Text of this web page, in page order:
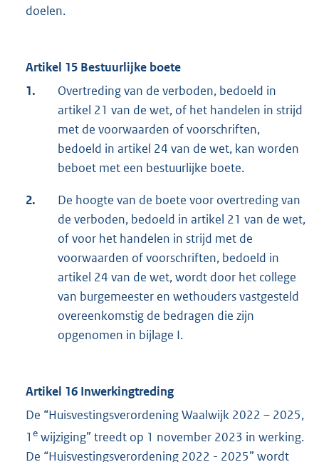
doelen.
Artikel 15 Bestuurlijke boete
1.
Overtreding van de verboden, bedoeld in
artikel 21 van de wet, of het handelen in strijd
met de voorwaarden of voorschriften,
bedoeld in artikel 24 van de wet, kan worden
beboet met een bestuurlijke boete.
2.
De hoogte van de boete voor overtreding van
de verboden, bedoeld in artikel 21 van de wet,
of voor het handelen in strijd met de
voorwaarden of voorschriften, bedoeld in
artikel 24 van de wet, wordt door het college
van burgemeester en wethouders vastgesteld
overeenkomstig de bedragen die zijn
opgenomen in bijlage I.
Artikel 16 Inwerkingtreding
De “Huisvestingsverordening Waalwijk 2022 – 2025,
1 e wijziging” treedt op 1 november 2023 in werking.
De “Huisvestingsverordening 2022 - 2025” wordt